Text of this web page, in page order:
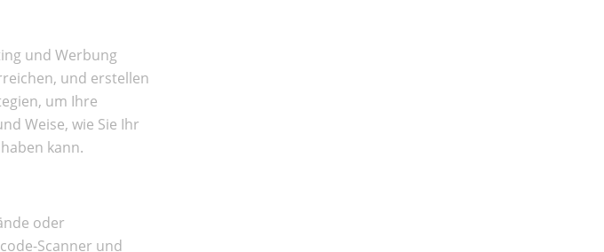
und Werbung
und erstellen
um Ihre
Weise, wie Sie Ihr
kann.
oder
Scanner und